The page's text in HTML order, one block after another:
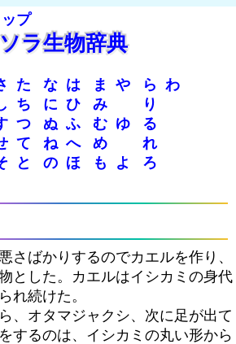
プ
ソラ生物辞典
た な は ま や ら わ
ち に ひ み
り
つ ぬ ふ む ゆ
る
て ね へ め
れ
と の ほ も よ ろ
さばかりするのでカエルを作り、
とした。カエルはイシカミの身代
れ続けた。
、オタマジャクシ、次に足が出て
するのは、イシカミの丸い形から